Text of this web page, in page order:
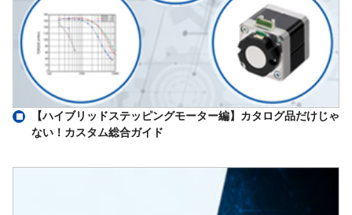
【ハイブリッドステッピングモーター編】カタログ品だけじゃ
ない！カスタム総合ガイド